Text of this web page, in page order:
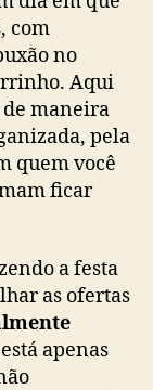
com
no
Aqui
maneira
pela
quem você
ficar
a festa
as ofertas
apenas